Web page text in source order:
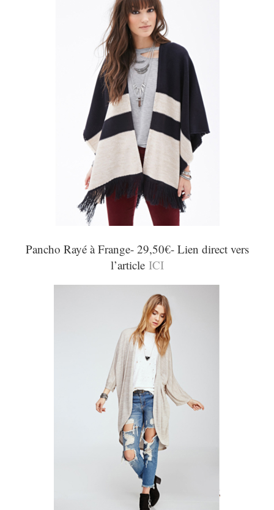
Pancho Rayé à Frange- 29,50€- Lien direct vers
l’article ICI